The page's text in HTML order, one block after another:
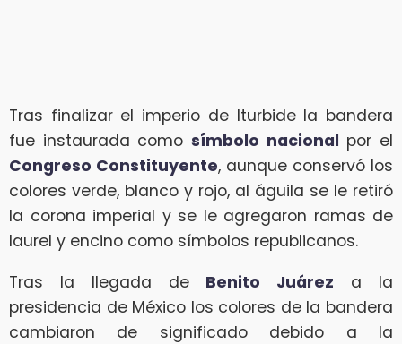
Tras finalizar el imperio de Iturbide la bandera
fue instaurada como símbolo nacional por el
Congreso Constituyente, aunque conservó los
colores verde, blanco y rojo, al águila se le retiró
la corona imperial y se le agregaron ramas de
laurel y encino como símbolos republicanos.
Tras la llegada de Benito Juárez a la
presidencia de México los colores de la bandera
cambiaron de significado debido a la